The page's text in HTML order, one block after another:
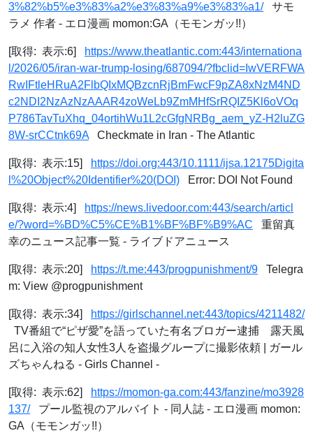
3%82%b5%e3%83%a2%e3%83%a9%e3%83%a1/サモ
ラメ 作者 - エロ漫画 momon:GA（モモンガッ!!）
[取得: 表示:6]
https://www.theatlantic.com:443/internationa
l/2026/05/iran-war-trump-losing/687094/?fbclid=IwVERFWA
RwIFtleHRuA2FlbQIxMQBzcnRjBmFwcF9pZA8xNzM4ND
c2NDI2NzAzNzAAAR4zoWeLb9ZmMHfSrRQIZ5Kl6oVOq
P786TavTuXhq_04ortihWu1L2cGfgNRBg_aem_yZ-H2luZG
8W-srCCtnk69ACheckmate in Iran - The Atlantic
[取得: 表示:15]
https://doi.org:443/10.1111/ijsa.12175Digita
l%20Object%20Identifier%20(DOI) Error: DOI Not Found
[取得: 表示:4]
https://news.livedoor.com:443/search/articl
e/?word=%BD%C5%CE%B1%BF%BF%B9%AC 重留真
幸のニュース記事一覧 - ライブドアニュース
[取得: 表示:20] https://t.me:443/progpunishment/9 Telegra
m: View @progpunishment
[取得: 表示:34]
https://girlschannel.net:443/topics/4211482/
TV番組で“ピザ愛”を語っていた有名ブロガー逮捕 露天風
呂に入浴の知人女性3人を盗撮グループに撮影依頼 | ガール
ズちゃんねる - Girls Channel -
[取得: 表示:62]
https://momon-ga.com:443/fanzine/mo3928
137/プール監視のアルバイト - 同人誌 - エロ漫画 momon:
GA（モモンガッ!!）